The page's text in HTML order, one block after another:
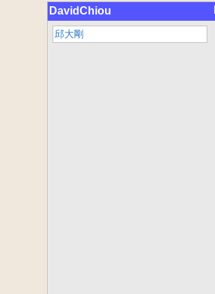
DavidChiou
邱大剛